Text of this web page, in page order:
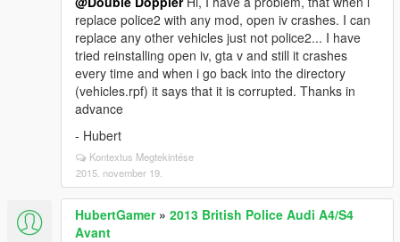
replace police2 with any mod, open iv crashes. I can
replace any other vehicles just not police2... I have
tried reinstalling open iv, gta v and still it crashes
every time and when i go back into the directory
(vehicles.rpf) it says that it is corrupted. Thanks in
advance
- Hubert
Kontextus Megtekintése
2015. november 19.
HubertGamer» 2013 British Police Audi A4/S4
Avant